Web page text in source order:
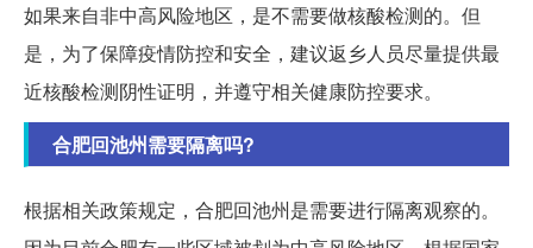
如果来自非中高风险地区，是不需要做核酸检测的。但
是，为了保障疫情防控和安全，建议返乡人员尽量提供最
近核酸检测阴性证明，并遵守相关健康防控要求。
合肥回池州需要隔离吗?
根据相关政策规定，合肥回池州是需要进行隔离观察的。